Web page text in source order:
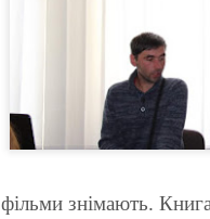
фільми знімають.